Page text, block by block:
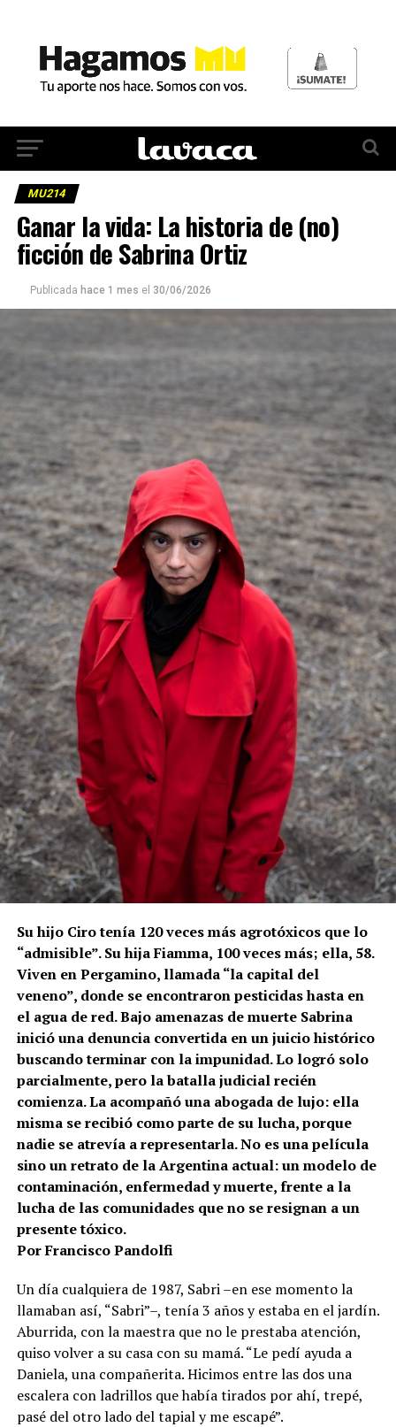
MU214
Ganar la vida: La historia de (no)
ficción de Sabrina Ortiz
Publicada hace 1 mes el 30/06/2026
Su hijo Ciro tenía 120 veces más agrotóxicos que lo
“admisible”. Su hija Fiamma, 100 veces más; ella, 58.
Viven en Pergamino, llamada “la capital del
veneno”, donde se encontraron pesticidas hasta en
el agua de red. Bajo amenazas de muerte Sabrina
inició una denuncia convertida en un juicio histórico
buscando terminar con la impunidad. Lo logró solo
parcialmente, pero la batalla judicial recién
comienza. La acompañó una abogada de lujo: ella
misma se recibió como parte de su lucha, porque
nadie se atrevía a representarla. No es una película
sino un retrato de la Argentina actual: un modelo de
contaminación, enfermedad y muerte, frente a la
lucha de las comunidades que no se resignan a un
presente tóxico.
Por Francisco Pandolfi
Un día cualquiera de 1987, Sabri –en ese momento la
llamaban así, “Sabri”–, tenía 3 años y estaba en el jardín.
Aburrida, con la maestra que no le prestaba atención,
quiso volver a su casa con su mamá. “Le pedí ayuda a
Daniela, una compañerita. Hicimos entre las dos una
escalera con ladrillos que había tirados por ahí, trepé,
pasé del otro lado del tapial y me escapé”.